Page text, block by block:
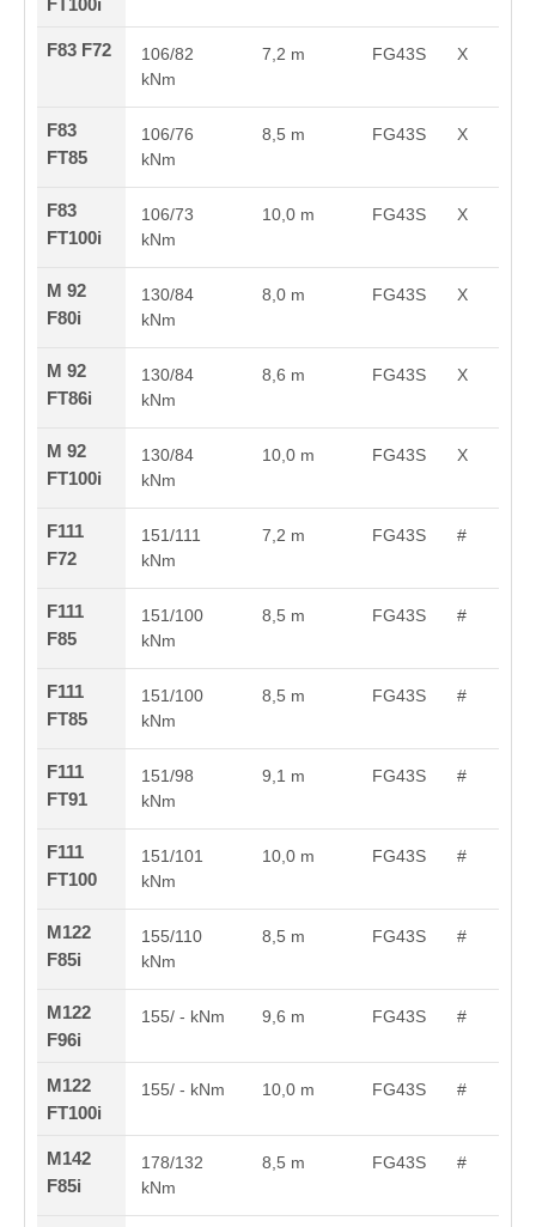
FT100i
F83 F72
106/82
kNm
7,2 m FG43S X
F83
FT85
106/76
kNm
8,5 m FG43S X
F83
FT100i
106/73
kNm
10,0 m FG43S X
M 92
F80i
130/84
kNm
8,0 m FG43S X
M 92
FT86i
130/84
kNm
8,6 m FG43S X
M 92
FT100i
130/84
kNm
10,0 m FG43S X
F111
F72
151/111
kNm
7,2 m FG43S #
F111
F85
151/100
kNm
8,5 m FG43S #
F111
FT85
151/100
kNm
8,5 m FG43S #
F111
FT91
151/98
kNm
9,1 m FG43S #
F111
FT100
151/101
kNm
10,0 m FG43S #
M122
F85i
155/110
kNm
8,5 m FG43S #
M122
F96i
155/ - kNm 9,6 m FG43S #
M122
FT100i
155/ - kNm 10,0 m FG43S #
M142
F85i
178/132
kNm
8,5 m FG43S #